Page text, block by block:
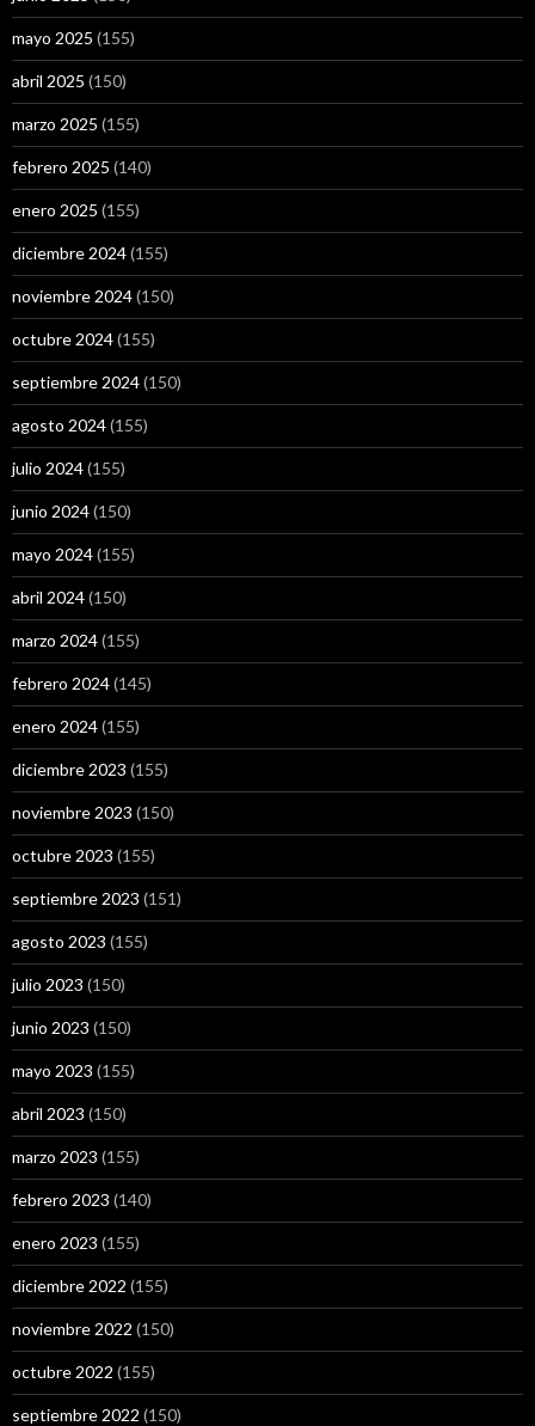
mayo 2025 (155)
abril 2025 (150)
marzo 2025 (155)
febrero 2025 (140)
enero 2025 (155)
diciembre 2024(155)
noviembre 2024(150)
octubre 2024(155)
septiembre 2024(150)
agosto 2024(155)
julio 2024(155)
junio 2024(150)
mayo 2024(155)
abril 2024(150)
marzo 2024(155)
febrero 2024(145)
enero 2024(155)
diciembre 2023 (155)
noviembre 2023 (150)
octubre 2023 (155)
septiembre 2023 (151)
agosto 2023 (155)
julio 2023 (150)
junio 2023 (150)
mayo 2023 (155)
abril 2023 (150)
marzo 2023 (155)
febrero 2023 (140)
enero 2023 (155)
diciembre 2022 (155)
noviembre 2022 (150)
octubre 2022 (155)
septiembre 2022 (150)